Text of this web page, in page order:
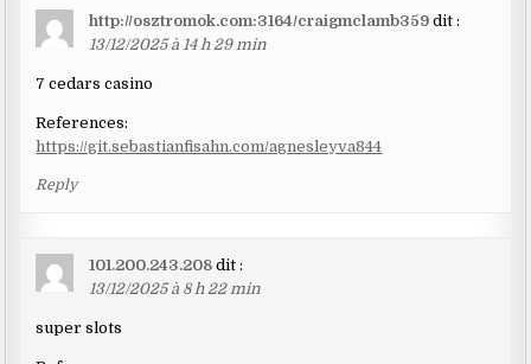
http://osztromok.com:3164/craigmclamb359 dit :
13/12/2025 à 14 h 29 min
7 cedars casino
References:
https://git.sebastianfisahn.com/agnesleyva844
Reply
101.200.243.208 dit :
13/12/2025 à 8 h 22 min
super slots